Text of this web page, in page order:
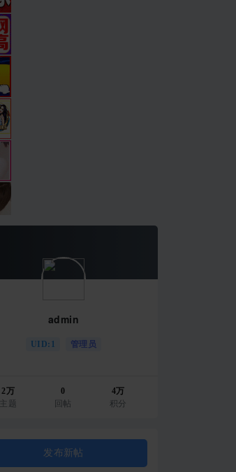
admin
UID:1 管理员
2万
主题
0
回帖
4万
积分
发布新帖